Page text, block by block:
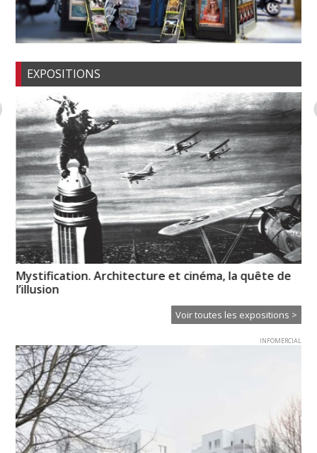
EXPOSITIONS
Mystification. Architecture et cinéma, la quête de
l’illusion
Voir toutes les expositions >
INFOMERCIAL